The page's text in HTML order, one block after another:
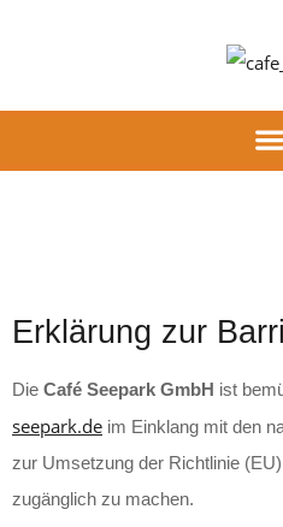
Erklärung zur
Die Café Seepark GmbH ist
seepark.de im Einklang mit den
zur Umsetzung der Richtlinie
zugänglich zu machen.